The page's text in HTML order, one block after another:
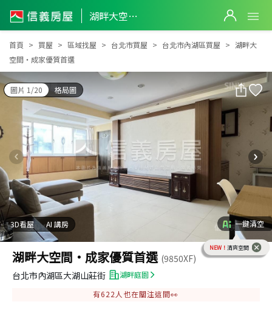
湖畔大空間‧成家優質首選
湖畔大空間‧成家優質首選
首頁 買屋 區域找屋 台北市買屋 台北市內湖區買屋
湖畔大
空間‧成家優質首選
圖片 1/20 格局圖
3D看屋 AI 講房 一鍵清空
NEW！ 清爽空間
湖畔大空間‧成家優質首選 (9850XF)
台北市內湖區大湖山莊街
湖畔庭園
有622 人也在關注這間👀